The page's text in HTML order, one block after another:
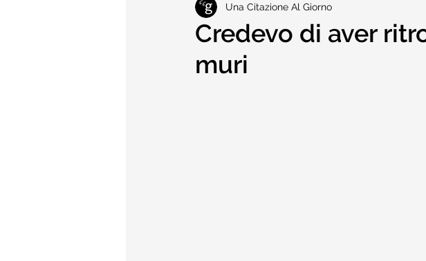
Credevo di aver
muri
Una Citazione Al Giorno